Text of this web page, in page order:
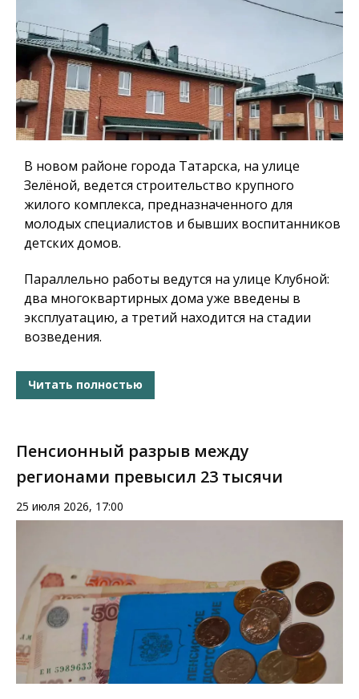
В новом районе города Татарска, на улице
Зелёной, ведется строительство крупного
жилого комплекса, предназначенного для
молодых специалистов и бывших воспитанников
детских домов.
Параллельно работы ведутся на улице Клубной:
два многоквартирных дома уже введены в
эксплуатацию, а третий находится на стадии
возведения.
Читать полностью
Пенсионный разрыв между
регионами превысил 23 тысячи
25 июля 2026, 17:00